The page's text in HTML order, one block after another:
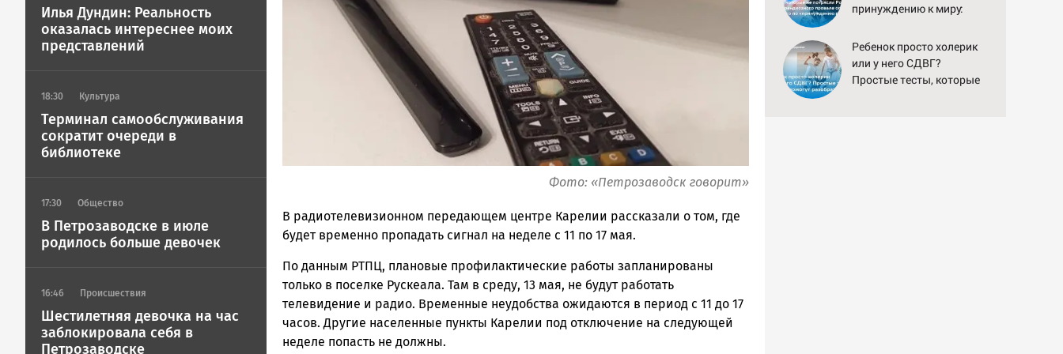
Илья Дундин: Реальность
оказалась интереснее моих
представлений
18:30 Культура
Терминал самообслуживания
сократит очереди в
библиотеке
17:30 Общество
В Петрозаводске в июле
родилось больше девочек
16:46 Происшествия
Шестилетняя девочка на час
заблокировала себя в
Петрозаводске
Фото: «Петрозаводск говорит»
В радиотелевизионном передающем центре Карелии рассказали о том, где
будет временно пропадать сигнал на неделе с 11 по 17 мая.
По данным РТПЦ, плановые профилактические работы запланированы
только в поселке Рускеала. Там в среду, 13 мая, не будут работать
телевидение и радио. Временные неудобства ожидаются в период с 11 до 17
часов. Другие населенные пункты Карелии под отключение на следующей
неделе попасть не должны.
принуждению к миру:
полный разбор провала
операции Украины от
военкора Коца
Ребенок просто холерик
или у него СДВГ?
Простые тесты, которые